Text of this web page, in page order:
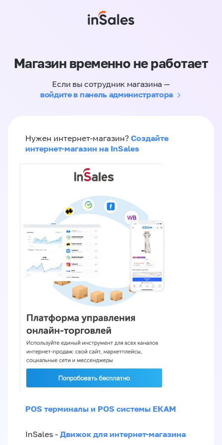
Магазин временно не работает
Если вы сотрудник магазина —
войдите в панель администратора
Нужен интернет-магазин? Создайте
интернет-магазин на InSales
POS терминалы и POS системы ЕКАМ
InSales - Движок для интернет-магазина